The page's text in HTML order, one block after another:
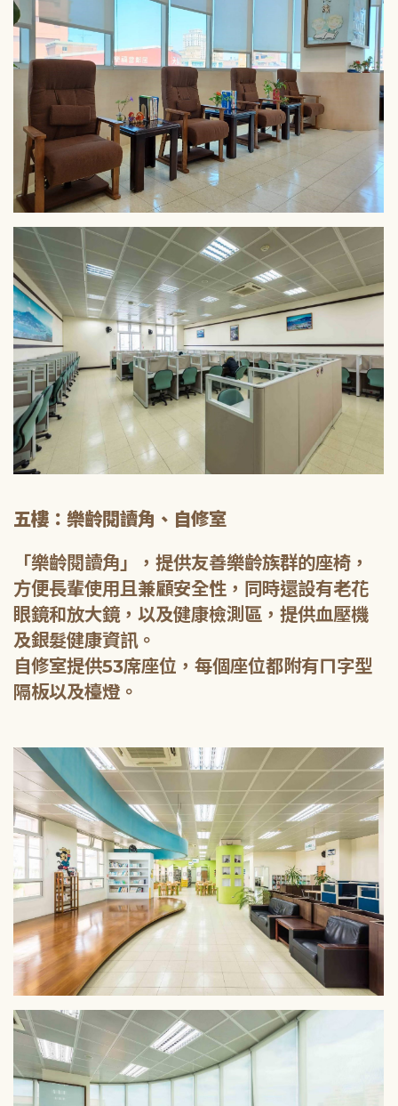
五樓：樂齡閱讀角、自修室
「樂齡閱讀角」，提供友善樂齡族群的座椅，
方便長輩使用且兼顧安全性，同時還設有老花
眼鏡和放大鏡，以及健康檢測區，提供血壓機
及銀髮健康資訊。
自修室提供53席座位，每個座位都附有ㄇ字型